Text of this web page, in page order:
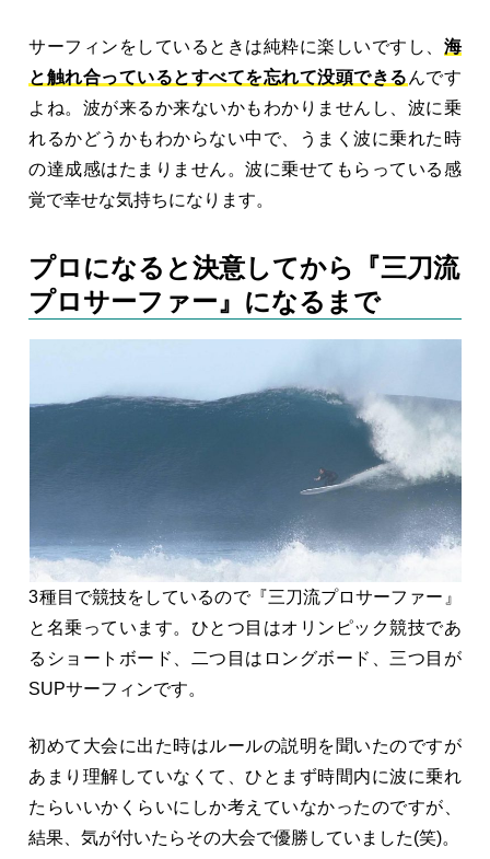
サーフィンをしているときは純粋に楽しいですし、 海
と触れ合っているとすべてを忘れて没頭できる んです
よね。波が来るか来ないかもわかりませんし、波に乗
れるかどうかもわからない中で、うまく波に乗れた時
の達成感はたまりません。波に乗せてもらっている感
覚で幸せな気持ちになります。
プロになると決意してから『三刀流
プロサーファー』になるまで
3種目で競技をしているので『三刀流プロサーファー』
と名乗っています。ひとつ目はオリンピック競技であ
るショートボード、二つ目はロングボード、三つ目が
SUPサーフィンです。
初めて大会に出た時はルールの説明を聞いたのですが
あまり理解していなくて、ひとまず時間内に波に乗れ
たらいいかくらいにしか考えていなかったのですが、
結果、気が付いたらその大会で優勝していました(笑)。